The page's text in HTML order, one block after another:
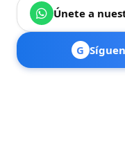
Únete a
G